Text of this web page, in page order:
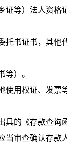
等）法人资格
书证书，其他
）。
用权证、发票等
的《存款查询
审查确认存款